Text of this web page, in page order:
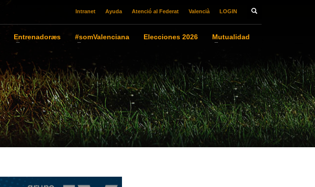
Intranet Ayuda Atenció al Federat Valencià LOGIN
Entrenadoræs #somValenciana Elecciones 2026
Mutualidad